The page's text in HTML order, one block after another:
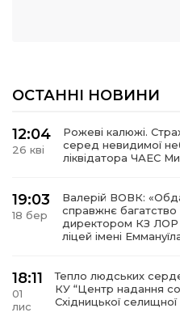
ОСТАННІ НОВИНИ
12:04
26 кві
Рожеві калюжі.
серед невидимої
ліквідатора ЧАЕС
19:03
18 бер
Валерій ВОВК:
справжнє багатство
директором КЗ ЛОР
ліцей імені
18:11
01
лис
Тепло людських
КУ “Центр надання
Східницької